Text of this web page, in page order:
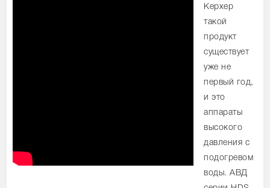
Керхер
такой
продукт
существует
уже не
первый год,
и это
аппараты
высокого
давления с
подогревом
воды. АВД